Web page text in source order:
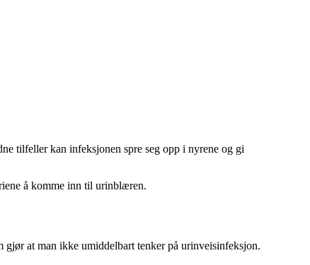
tilfeller kan infeksjonen spre seg opp i nyrene og gi
å komme inn til urinblæren.
at man ikke umiddelbart tenker på urinveisinfeksjon.